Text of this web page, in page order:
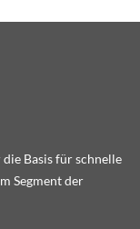
Basis für schnelle
Segment der